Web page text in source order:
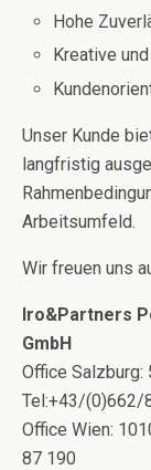
Hohe
Kreative
Unser Kunde
langfristig
Arbeitsumfeld.
Wir freuen uns
Iro&Partners
GmbH
Office Salzburg:
Tel:+43/(0)662/
Office Wien:
87 190